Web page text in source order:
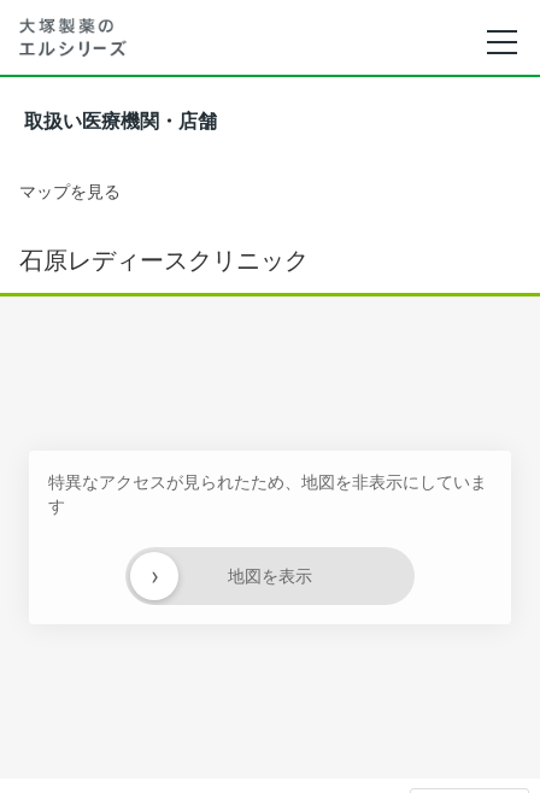
取扱い医療機関・店舗
マップを見る
石原レディースクリニック
特異なアクセスが見られたため、地図を非表示にしていま
す
地図を表示
›